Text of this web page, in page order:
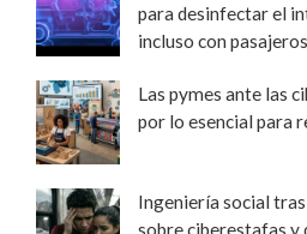
para desinfectar el
incluso con
Las pymes ante las
por lo esencial para
Ingeniería social
sobre ciberestafas y